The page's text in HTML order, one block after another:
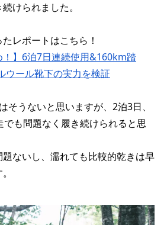
けられました。
レポートはこちら！
！】6泊7日連続使用&160km踏
ウール靴下の実力を検証
そうないと思いますが、2泊3日、
も問題なく履き続けられると思
ないし、濡れても比較的乾きは早